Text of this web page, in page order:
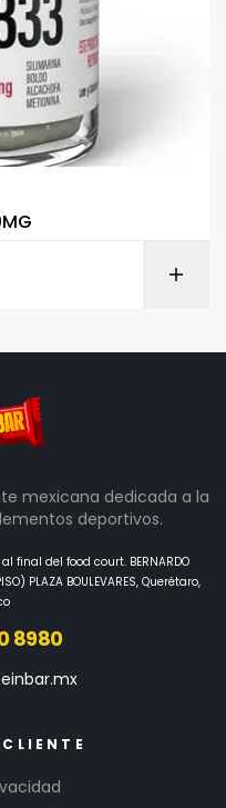
mexicana dedicada a la
deportivos.
final del food court. BERNARDO
PLAZA BOULEVARES, Querétaro,
8980